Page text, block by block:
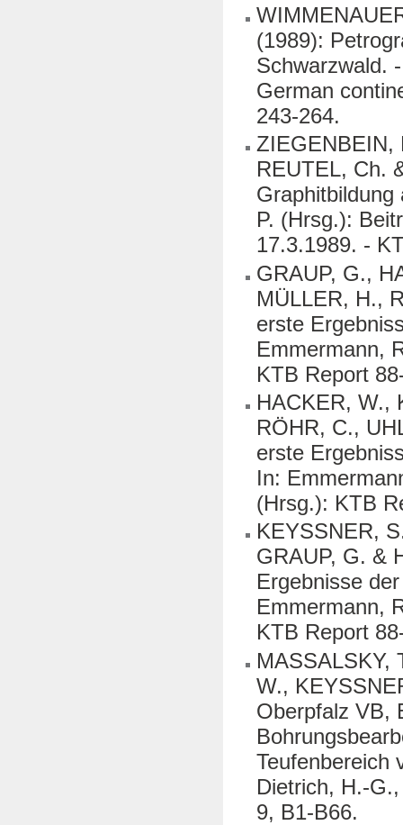
(1989):
Schwarzwald.
German
243-264.
ZIEGENBEIN,
REUTEL, Ch.
P. (Hrsg.):
17.3.1989. -
GRAUP, G.,
MÜLLER, H.,
erste
Emmermann,
KTB Report
HACKER, W.,
RÖHR, C.,
erste
In:
(Hrsg.): KTB
KEYSSNER,
GRAUP, G. &
Ergebnisse
Emmermann,
KTB Report
MASSALSKY,
W.,
Oberpfalz VB,
Teufenbereich
Dietrich, H.-
9, B1-B66.